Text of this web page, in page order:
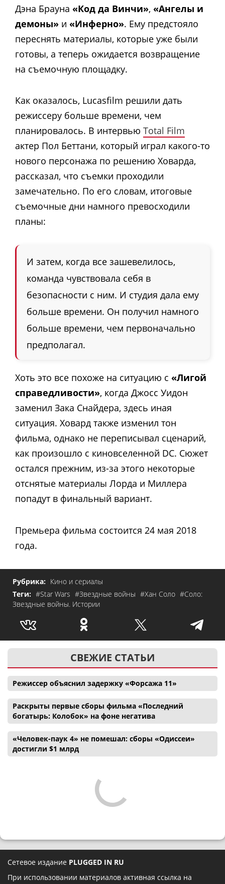
Дэна Брауна «Код да Винчи», «Ангелы и
демоны» и «Инферно». Ему предстояло
переснять материалы, которые уже были
готовы, а теперь ожидается возвращение
на съемочную площадку.
Как оказалось, Lucasfilm решили дать
режиссеру больше времени, чем
планировалось. В интервью Total Film
актер Пол Беттани, который играл какого-то
нового персонажа по решению Ховарда,
рассказал, что съемки проходили
замечательно. По его словам, итоговые
съемочные дни намного превосходили
планы:
И затем, когда все зашевелилось,
команда чувствовала себя в
безопасности с ним. И студия дала ему
больше времени. Он получил намного
больше времени, чем первоначально
предполагал.
Хоть это все похоже на ситуацию с «Лигой
справедливости», когда Джосс Уидон
заменил Зака Снайдера, здесь иная
ситуация. Ховард также изменил тон
фильма, однако не переписывал сценарий,
как произошло с киновселенной DC. Сюжет
остался прежним, из-за этого некоторые
отснятые материалы Лорда и Миллера
попадут в финальный вариант.
Премьера фильма состоится 24 мая 2018
года.
Рубрика: Кино и сериалы
Теги: #Star Wars #Звездные войны #Хан Соло #Соло:
Звездные войны. Истории
СВЕЖИЕ СТАТЬИ
Режиссер объяснил задержку «Форсажа 11»
Раскрыты первые сборы фильма «Последний
богатырь: Колобок» на фоне негатива
«Человек-паук 4» не помешал: сборы «Одиссеи»
достигли $1 млрд
Сетевое издание PLUGGED IN RU
При использовании материалов активная ссылка на